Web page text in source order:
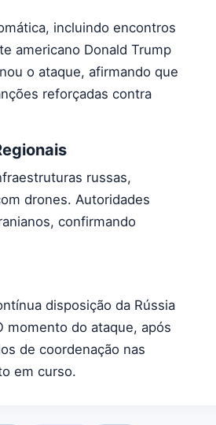
incluindo encontros
americano Donald Trump
o ataque, afirmando que
reforçadas contra
russas,
drones. Autoridades
confirmando
disposição da Rússia
momento do ataque, após
de coordenação nas
em curso.